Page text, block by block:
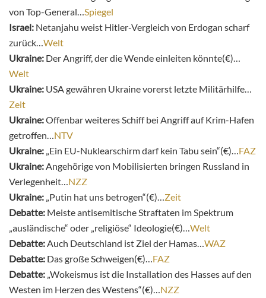
von Top-General… Spiegel
Israel: Netanjahu weist Hitler-Vergleich von Erdogan scharf
zurück… Welt
Ukraine: Der Angriff, der die Wende einleiten könnte(€)…
Welt
Ukraine: USA gewähren Ukraine vorerst letzte Militärhilfe…
Zeit
Ukraine:Offenbar weiteres Schiff bei Angriff auf Krim-Hafen
getroffen… NTV
Ukraine: „Ein EU-Nuklearschirm darf kein Tabu sein“(€)… FAZ
Ukraine: Angehörige von Mobilisierten bringen Russland in
Verlegenheit… NZZ
Ukraine: „Putin hat uns betrogen“(€)… Zeit
Debatte: Meiste antisemitische Straftaten im Spektrum
„ausländische“ oder „religiöse“ Ideologie(€)… Welt
Debatte: Auch Deutschland ist Ziel der Hamas… WAZ
Debatte: Das große Schweigen(€)… FAZ
Debatte: „Wokeismus ist die Installation des Hasses auf den
Westen im Herzen des Westens“(€)… NZZ